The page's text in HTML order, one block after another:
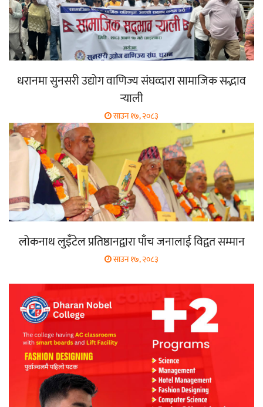
धरानमा सुनसरी उद्योग वाणिज्य संघव्दारा सामाजिक सद्भाव
र्‍याली
साउन १७, २०८३
लोकनाथ लुइँटेल प्रतिष्ठानद्वारा पाँच जनालाई विद्वत सम्मान
साउन १७, २०८३